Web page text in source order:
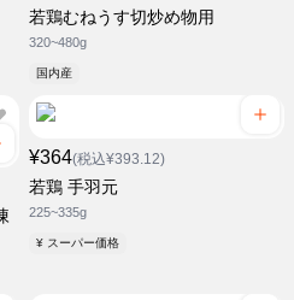
若鶏むねうす切炒め物用
320~480g
国内産
¥364(税込¥393.12)
若鶏 手羽元
225~335g
¥ スーパー価格